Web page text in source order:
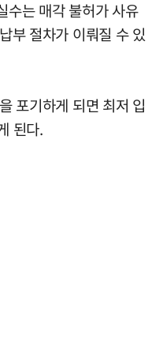
수는 매각 불허가 사유
부 절차가 이뤄질 수 있
포기하게 되면 최저 입
된다.